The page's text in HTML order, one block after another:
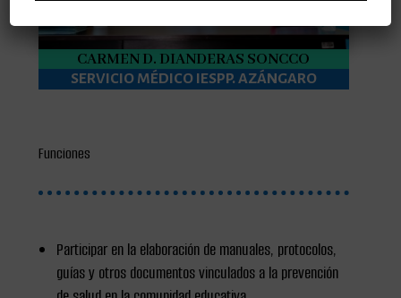
CARMEN D. DIANDERAS SONCCO
SERVICIO MÉDICO IESPP. AZÁNGARO
Funciones
Participar en la elaboración de manuales, protocolos,
guías y otros documentos vinculados a la prevención